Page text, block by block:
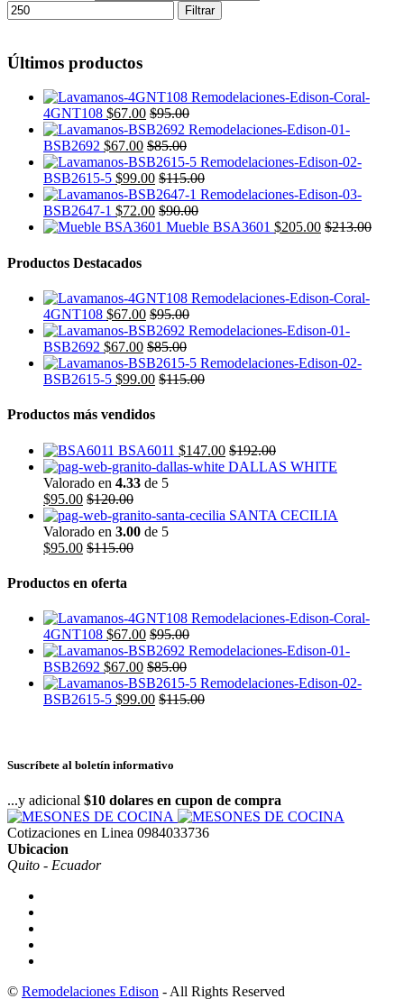
Filtrar
Últimos productos
4GNT108 $67.00 $95.00
BSB2692 $67.00 $85.00
BSB2615-5 $99.00 $115.00
BSB2647-1 $72.00 $90.00
Mueble BSA3601 $205.00 $213.00
Productos Destacados
4GNT108 $67.00 $95.00
BSB2692 $67.00 $85.00
BSB2615-5 $99.00 $115.00
Productos más vendidos
BSA6011 $147.00 $192.00
DALLAS WHITE
Valorado en 4.33 de 5
$95.00 $120.00
SANTA CECILIA
Valorado en 3.00 de 5
$95.00 $115.00
Productos en oferta
4GNT108 $67.00 $95.00
BSB2692 $67.00 $85.00
BSB2615-5 $99.00 $115.00
Suscríbete al boletín informativo
...y adicional $10 dolares en cupon de compra
Cotizaciones en Linea 0984033736
Ubicacion
Quito - Ecuador
© Remodelaciones Edison - All Rights Reserved